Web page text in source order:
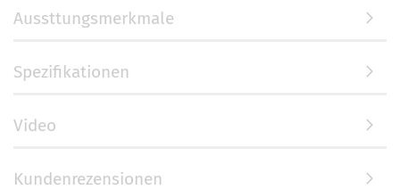
Aussttungsmerkmale
Spezifikationen
Video
Kundenrezensionen